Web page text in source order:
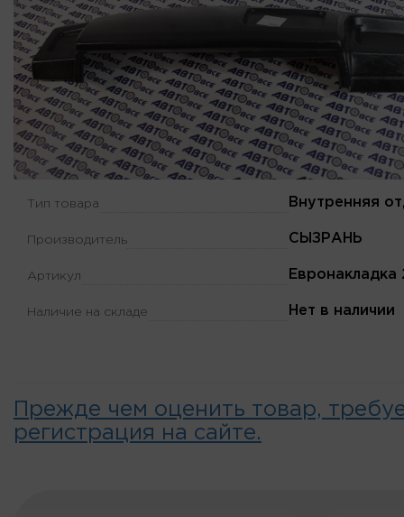
Тип товара Внутренняя
Производитель СЫЗРАНЬ
Артикул
Наличие на складе Нет в наличии
Прежде чем оценить товар,
регистрация на сайте.